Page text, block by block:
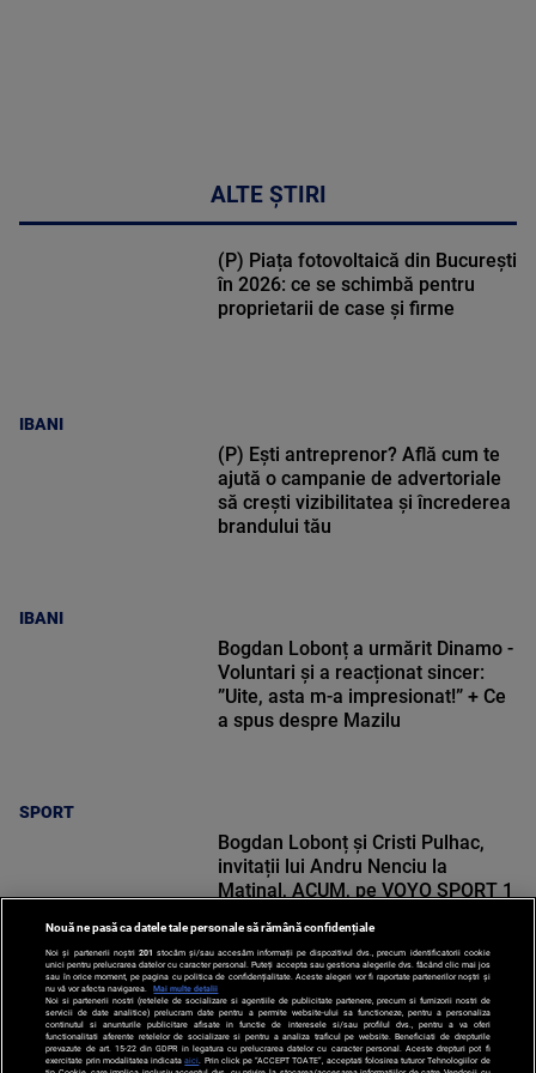
ALTE ȘTIRI
IBANI
(P) Piața fotovoltaică din București
în 2026: ce se schimbă pentru
proprietarii de case și firme
IBANI
(P) Ești antreprenor? Află cum te
ajută o campanie de advertoriale
să crești vizibilitatea și încrederea
brandului tău
SPORT
Bogdan Lobonț a urmărit Dinamo -
Voluntari și a reacționat sincer:
”Uite, asta m-a impresionat!” + Ce
a spus despre Mazilu
SPORT
Bogdan Lobonț și Cristi Pulhac,
invitații lui Andru Nenciu la
Matinal, ACUM, pe VOYO SPORT 1
Nouă ne pasă ca datele tale personale să rămână confidențiale
Noi și partenerii noștri 201 stocăm și/sau accesăm informații pe dispozitivul dvs., precum identificatorii cookie
unici pentru prelucrarea datelor cu caracter personal. Puteți accepta sau gestiona alegerile dvs. făcând clic mai jos
sau în orice moment, pe pagina cu politica de confidențialitate. Aceste alegeri vor fi raportate partenerilor noștri și
nu vă vor afecta navigarea.
Mai multe detalii
Noi si partenerii nostri (retelele de socializare si agentiile de publicitate partenere, precum si furnizorii nostri de
servicii de date analitice) prelucram date pentru a permite website-ului sa functioneze, pentru a personaliza
continutul si anunturile publicitare afisate in functie de interesele si/sau profilul dvs., pentru a va oferi
functionalitati aferente retelelor de socializare si pentru a analiza traficul pe website. Beneficiati de drepturile
prevazute de art. 15-22 din GDPR in legatura cu prelucrarea datelor cu caracter personal. Aceste drepturi pot fi
exercitate prin modalitatea indicataaici . Prin click pe “ACCEPT TOATE”, acceptati folosirea tuturor Tehnologiilor de